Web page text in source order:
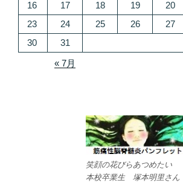
16
17 18 19 20
23
24 25 26 27
30
31
« 7月
笑顔の花びらあつめたい
本校卒業生 塚本明里さん